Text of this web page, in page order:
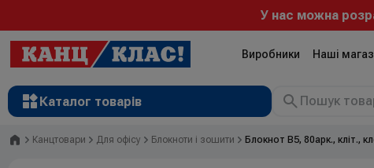
У нас можна
Виробники Наші
Каталог товарів
Рюкзаки
Головна
Канцтовари Для офісу Блокноти і зошити Блокнот В5, 80арк., кліт.,